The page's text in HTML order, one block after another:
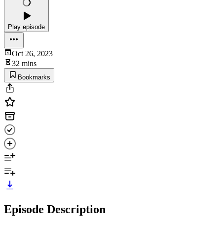
Play episode
Oct 26, 2023
32 mins
Bookmarks
Episode Description